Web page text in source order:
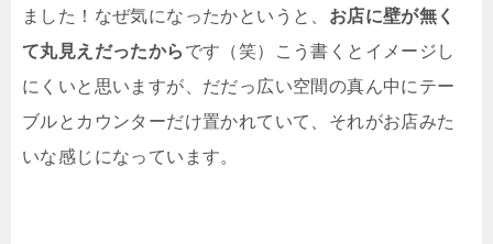
ました！なぜ気になったかというと、 お店に壁が無く
て丸見えだったから です（笑）こう書くとイメージし
にくいと思いますが、だだっ広い空間の真ん中にテー
ブルとカウンターだけ置かれていて、それがお店みた
いな感じになっています。